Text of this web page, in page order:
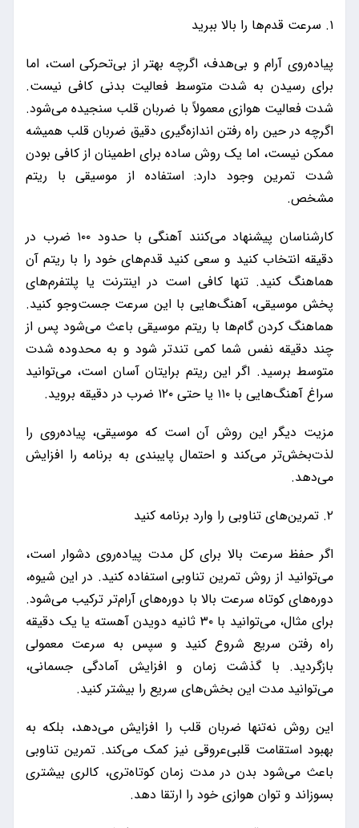
۱. سرعت قدم‌ها را بالا ببرید
پیاده‌روی آرام و بی‌هدف، اگرچه بهتر از بی‌تحرکی است، اما
برای رسیدن به شدت متوسط فعالیت بدنی کافی نیست.
شدت فعالیت هوازی معمولاً با ضربان قلب سنجیده می‌شود.
اگرچه در حین راه رفتن اندازه‌گیری دقیق ضربان قلب همیشه
ممکن نیست، اما یک روش ساده برای اطمینان از کافی بودن
شدت تمرین وجود دارد: استفاده از موسیقی با ریتم
مشخص.
کارشناسان پیشنهاد می‌کنند آهنگی با حدود ۱۰۰ ضرب در
دقیقه انتخاب کنید و سعی کنید قدم‌های خود را با ریتم آن
هماهنگ کنید. تنها کافی است در اینترنت یا پلتفرم‌های
پخش موسیقی، آهنگ‌هایی با این سرعت جست‌وجو کنید.
هماهنگ کردن گام‌ها با ریتم موسیقی باعث می‌شود پس از
چند دقیقه نفس شما کمی تندتر شود و به محدوده شدت
متوسط برسید. اگر این ریتم برایتان آسان است، می‌توانید
سراغ آهنگ‌هایی با ۱۱۰ یا حتی ۱۲۰ ضرب در دقیقه بروید.
مزیت دیگر این روش آن است که موسیقی، پیاده‌روی را
لذت‌بخش‌تر می‌کند و احتمال پایبندی به برنامه را افزایش
می‌دهد.
۲. تمرین‌های تناوبی را وارد برنامه کنید
اگر حفظ سرعت بالا برای کل مدت پیاده‌روی دشوار است،
می‌توانید از روش تمرین تناوبی استفاده کنید. در این شیوه،
دوره‌های کوتاه سرعت بالا با دوره‌های آرام‌تر ترکیب می‌شود.
برای مثال، می‌توانید با ۳۰ ثانیه دویدن آهسته یا یک دقیقه
راه رفتن سریع شروع کنید و سپس به سرعت معمولی
بازگردید. با گذشت زمان و افزایش آمادگی جسمانی،
می‌توانید مدت این بخش‌های سریع را بیشتر کنید.
این روش نه‌تنها ضربان قلب را افزایش می‌دهد، بلکه به
بهبود استقامت قلبی‌عروقی نیز کمک می‌کند. تمرین تناوبی
باعث می‌شود بدن در مدت زمان کوتاه‌تری، کالری بیشتری
بسوزاند و توان هوازی خود را ارتقا دهد.